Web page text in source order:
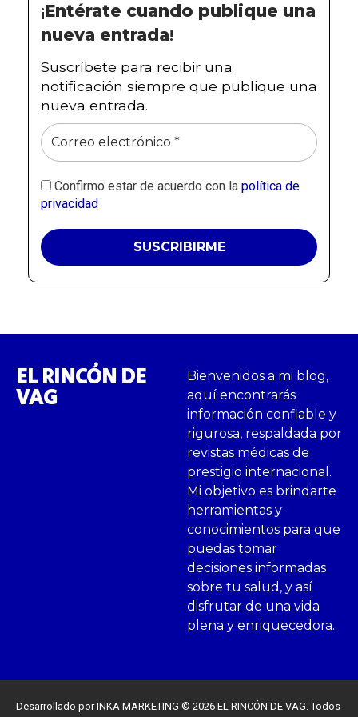
¡Entérate cuando publique una
nueva entrada!
Suscríbete para recibir una
notificación siempre que publique una
nueva entrada.
Confirmo estar de acuerdo con la política de
privacidad
EL RINCÓN DE
VAG
Bienvenidos a mi blog,
aquí encontrarás
información confiable y
rigurosa, respaldada por
revistas médicas de
prestigio internacional.
Mi objetivo es brindarte
herramientas y
conocimientos para que
puedas tomar
decisiones informadas
sobre tu salud, y así
disfrutar de una vida
plena y enriquecedora.
Desarrollado por INKA MARKETING © 2026 EL RINCÓN DE VAG. Todos